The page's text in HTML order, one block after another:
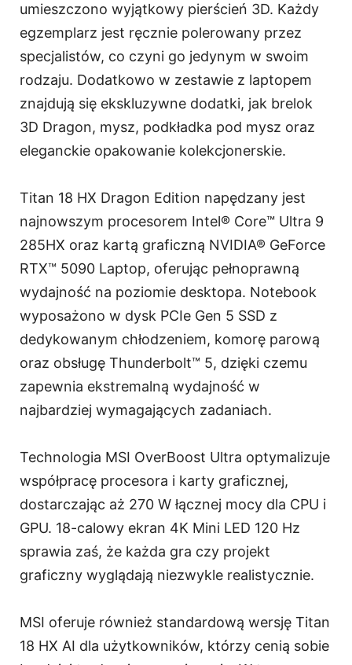
umieszczono wyjątkowy pierścień 3D. Każdy
egzemplarz jest ręcznie polerowany przez
specjalistów, co czyni go jedynym w swoim
rodzaju. Dodatkowo w zestawie z laptopem
znajdują się ekskluzywne dodatki, jak brelok
3D Dragon, mysz, podkładka pod mysz oraz
eleganckie opakowanie kolekcjonerskie.
Titan 18 HX Dragon Edition napędzany jest
najnowszym procesorem Intel® Core™ Ultra 9
285HX oraz kartą graficzną NVIDIA® GeForce
RTX™ 5090 Laptop, oferując pełnoprawną
wydajność na poziomie desktopa. Notebook
wyposażono w dysk PCIe Gen 5 SSD z
dedykowanym chłodzeniem, komorę parową
oraz obsługę Thunderbolt™ 5, dzięki czemu
zapewnia ekstremalną wydajność w
najbardziej wymagających zadaniach.
Technologia MSI OverBoost Ultra optymalizuje
współpracę procesora i karty graficznej,
dostarczając aż 270 W łącznej mocy dla CPU i
GPU. 18-calowy ekran 4K Mini LED 120 Hz
sprawia zaś, że każda gra czy projekt
graficzny wyglądają niezwykle realistycznie.
MSI oferuje również standardową wersję Titan
18 HX AI dla użytkowników, którzy cenią sobie